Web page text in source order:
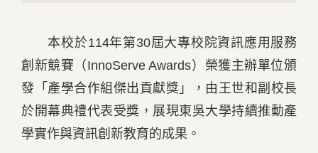
本校於114年第30屆大專校院資訊應用服務
創新競賽（InnoServe Awards）榮獲主辦單位頒
發「產學合作組傑出貢獻獎」，由王世和副校長
於開幕典禮代表受獎，展現東吳大學持續推動產
學實作與資訊創新教育的成果。